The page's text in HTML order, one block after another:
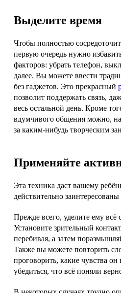
Выделите время
Чтобы полностью
первую очередь нужно
факторов: убрать телефон,
далее. Вы можете ввести
без гаджетов. Это прекрасный
позволит поддержать связь,
весь остальной день. Кроме
вдумчивого общения можно,
за каким‑нибудь творческим
Применяйте
Эта техника даст вашему
действительно заинтересованы
Прежде всего, уделите ему всё
Установите зрительный
перебивая, а затем
Также вы можете повторить
проговорить, какие чувства
убедиться, что всё поняли